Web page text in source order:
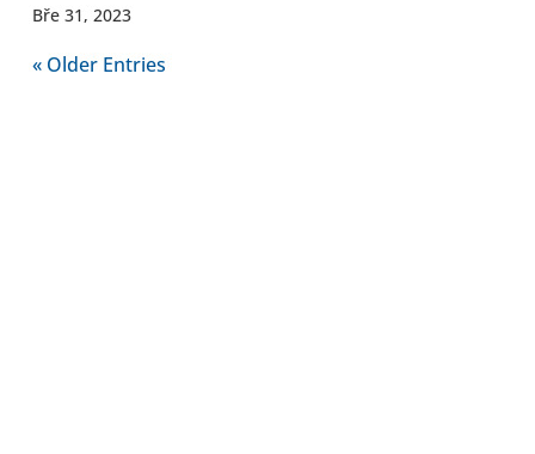
Bře 31, 2023
« Older Entries